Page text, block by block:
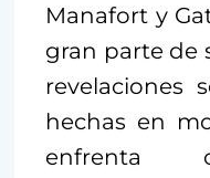
Manafort y
gran parte de
revelaciones
hechas en
enfrenta